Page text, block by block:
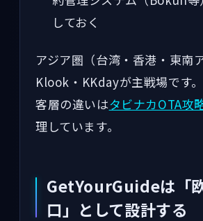
しておく
アジア圏（台湾・香港・東南
Klook・KKdayが主戦場です
客層の違いはタビナカOTA攻
理しています。
GetYourGuideは「
口」として設計する